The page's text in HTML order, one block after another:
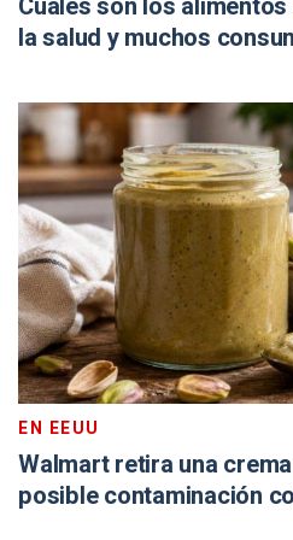
la salud y muchos
EN EEUU
Walmart retira una
posible contaminación